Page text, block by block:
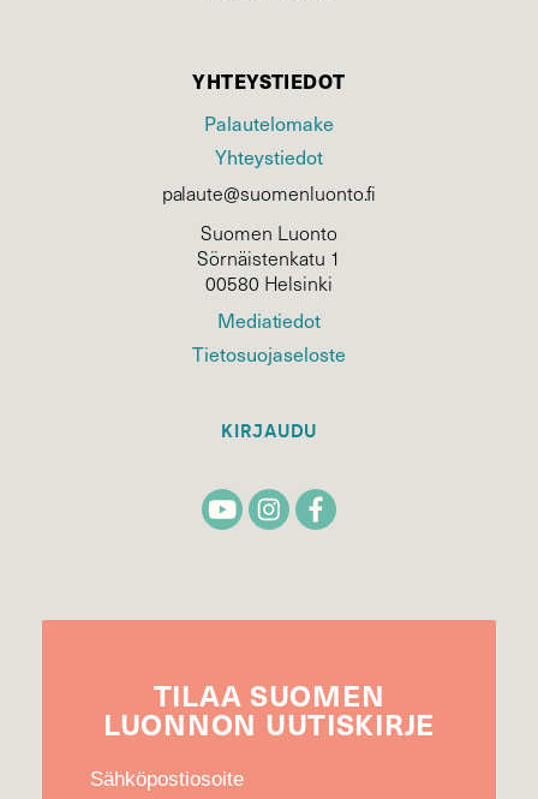
YHTEYSTIEDOT
Palautelomake
Yhteystiedot
palaute@suomenluonto.fi
Suomen Luonto
Sörnäistenkatu 1
00580 Helsinki
Mediatiedot
Tietosuojaseloste
KIRJAUDU
TILAA SUOMEN
LUONNON UUTIS­KIRJE
Sähköpostiosoite